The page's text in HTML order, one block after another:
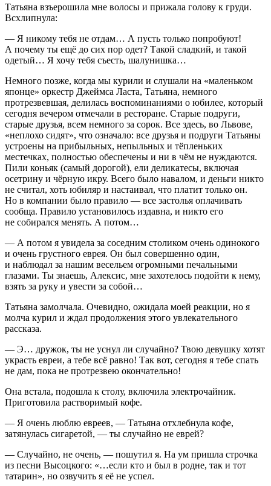
Татьяна взъерошила мне волосы и прижала голову к груди.
Всхлипнула:
— Я никому тебя не отдам… А пусть только попробуют!
А почему ты ещё до сих пор одет? Такой сладкий, и такой
одетый… Я хочу тебя съесть, шалунишка…
Немного позже, когда мы курили и слушали на «маленьком
японце» оркестр Джеймса Ласта, Татьяна, немного
протрезвевшая, делилась воспоминаниями о юбилее, который
сегодня вечером отмечали в ресторане. Старые подруги,
старые друзья, всем немного за сорок. Все здесь, во Львове,
«неплохо сидят», что означало: все друзья и подруги Татьяны
устроены на прибыльных, непыльных и тёпленьких
местечках, полностью обеспечены и ни в чём не нуждаются.
Пили коньяк (самый дорогой), ели деликатесы, включая
осетрину и чёрную икру. Всего было навалом, и деньги никто
не считал, хоть юбиляр и настаивал, что платит только он.
Но в компании было правило — все застолья оплачивать
сообща. Правило установилось издавна, и никто его
не собирался менять. А потом…
— А потом я увидела за соседним столиком очень одинокого
и очень грустного еврея. Он был совершенно один,
и наблюдал за нашим весельем огромными печальными
глазами. Ты знаешь, Алексис, мне захотелось подойти к нему,
взять за руку и увести за собой…
Татьяна замолчала. Очевидно, ожидала моей реакции, но я
молча курил и ждал продолжения этого увлекательного
рассказа.
— Э… дружок, ты не уснул ли случайно? Твою девушку хотят
украсть евреи, а тебе всё равно! Так вот, сегодня я тебе спать
не дам, пока не протрезвею окончательно!
Она встала, подошла к столу, включила электрочайник.
Приготовила растворимый кофе.
— Я очень люблю евреев, — Татьяна отхлебнула кофе,
затянулась сигаретой, — ты случайно не еврей?
— Случайно, не очень, — пошутил я. На ум пришла строчка
из песни Высоцкого: «…если кто и был в родне, так и тот
татарин», но озвучить я её не успел.